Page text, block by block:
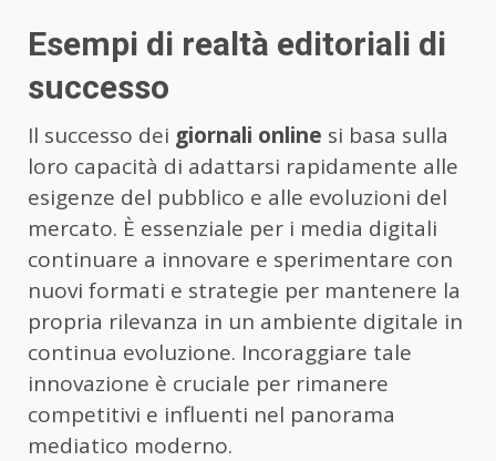
Esempi di realtà editoriali di
successo
Il successo dei giornali online si basa sulla
loro capacità di adattarsi rapidamente alle
esigenze del pubblico e alle evoluzioni del
mercato. È essenziale per i media digitali
continuare a innovare e sperimentare con
nuovi formati e strategie per mantenere la
propria rilevanza in un ambiente digitale in
continua evoluzione. Incoraggiare tale
innovazione è cruciale per rimanere
competitivi e influenti nel panorama
mediatico moderno.